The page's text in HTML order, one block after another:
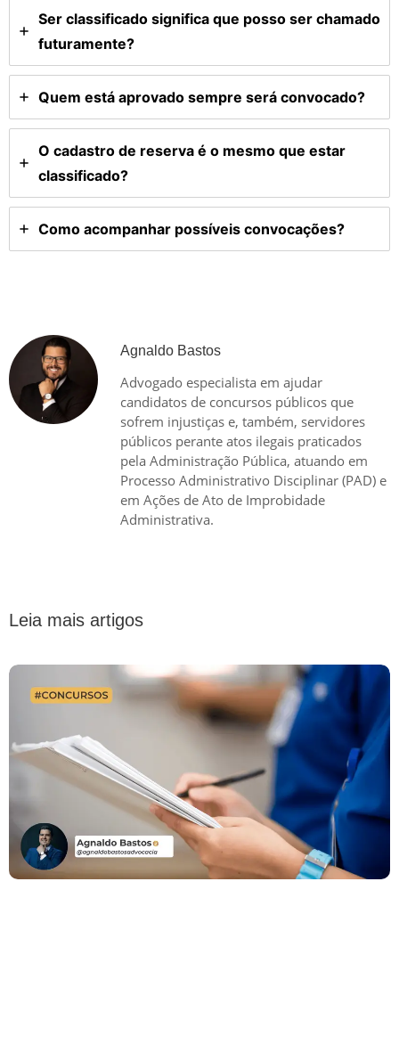
Ser classificado significa que posso ser chamado
futuramente?
Quem está aprovado sempre será convocado?
O cadastro de reserva é o mesmo que estar
classificado?
Como acompanhar possíveis convocações?
Agnaldo Bastos
Advogado especialista em ajudar
candidatos de concursos públicos que
sofrem injustiças e, também, servidores
públicos perante atos ilegais praticados
pela Administração Pública, atuando em
Processo Administrativo Disciplinar (PAD) e
em Ações de Ato de Improbidade
Administrativa.
Leia mais artigos